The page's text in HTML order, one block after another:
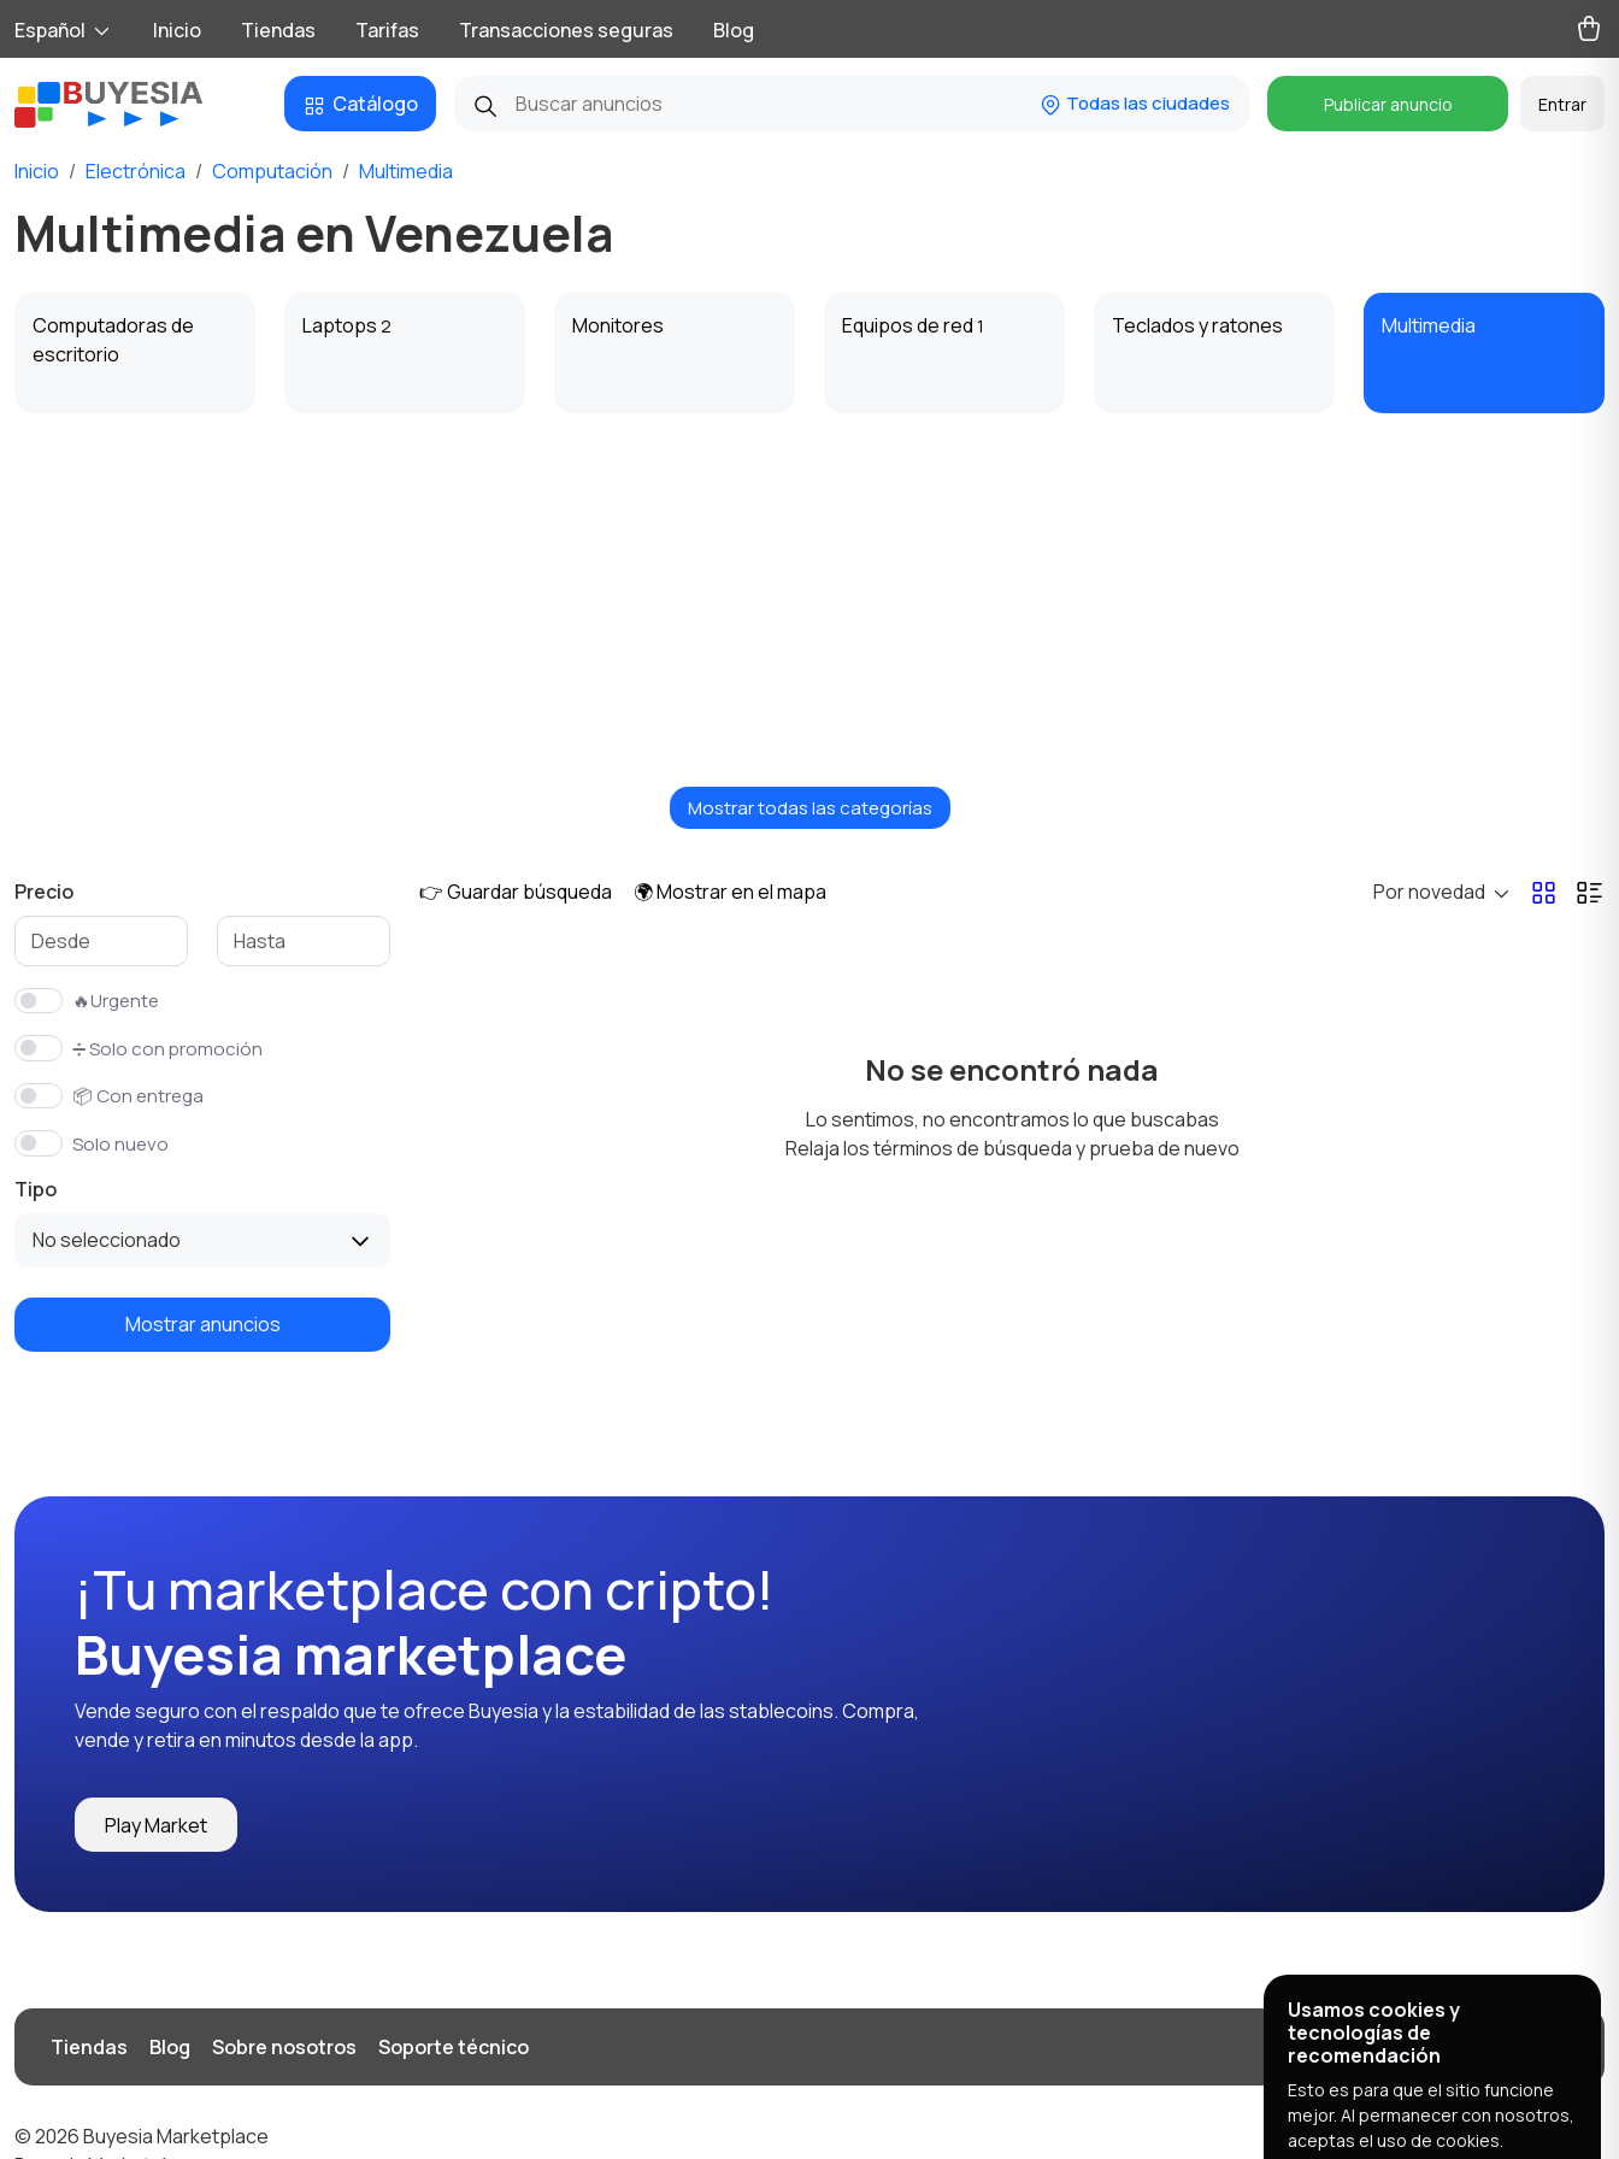
Español Inicio Tiendas Tarifas Transacciones seguras Blog
Catálogo Todas las ciudades Publicar anuncio Entrar
Inicio Electrónica Computación Multimedia
Multimedia en Venezuela
Computadoras de
escritorio
Laptops 2 Monitores Equipos de red 1 Teclados y ratones Multimedia
Mostrar todas las categorías
Precio
🔥Urgente
➗ Solo con promoción
📦 Con entrega
Solo nuevo
Tipo
No seleccionado
Mostrar anuncios
👉 Guardar búsqueda 🌍 Mostrar en el mapa Por novedad
No se encontró nada
Lo sentimos, no encontramos lo que buscabas
Relaja los términos de búsqueda y prueba de nuevo
¡Tu marketplace con cripto!
Buyesia marketplace
Vende seguro con el respaldo que te ofrece Buyesia y la estabilidad de las stablecoins. Compra,
vende y retira en minutos desde la app.
Play Market
Tiendas Blog Sobre nosotros Soporte técnico
© 2026 Buyesia Marketplace
Usamos cookies y
tecnologías de
recomendación
Esto es para que el sitio funcione
mejor. Al permanecer con nosotros,
aceptas el uso de cookies.